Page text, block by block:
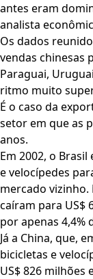
antes eram
analista
Os dados
vendas chinesas
Paraguai,
ritmo muito
É o caso da
setor em que as
anos.
Em 2002, o
e velocípedes
mercado vizinho.
caíram para US$
por apenas 4,4%
Já a China, que,
bicicletas e
US$ 826 milhões